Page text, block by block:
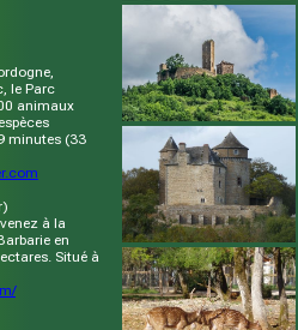
le Parc
animaux
minutes (33
à la
en
Situé à